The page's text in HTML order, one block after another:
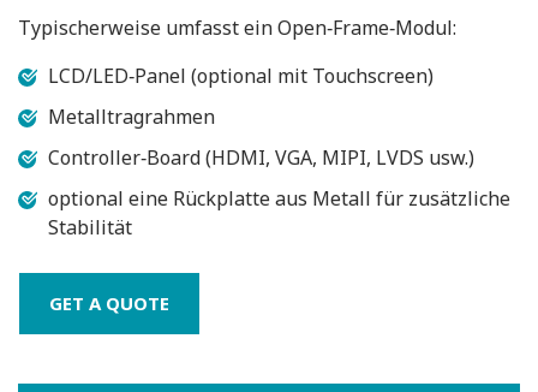
Typischerweise umfasst ein Open‑Frame‑Modul:
LCD/LED‑Panel (optional mit Touchscreen)
Metalltragrahmen
Controller‑Board (HDMI, VGA, MIPI, LVDS usw.)
optional eine Rückplatte aus Metall für zusätzliche
Stabilität
GET A QUOTE